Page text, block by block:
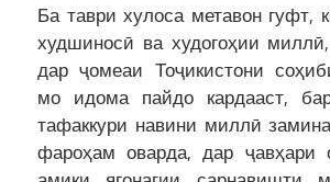
Ба таври хулоса метавон гуфт,
худшиносӣ ва худогоҳии
дар ҷомеаи Тоҷикистони
мо идома пайдо кардааст,
тафаккури навини миллӣ
фароҳам оварда, дар ҷавҳари